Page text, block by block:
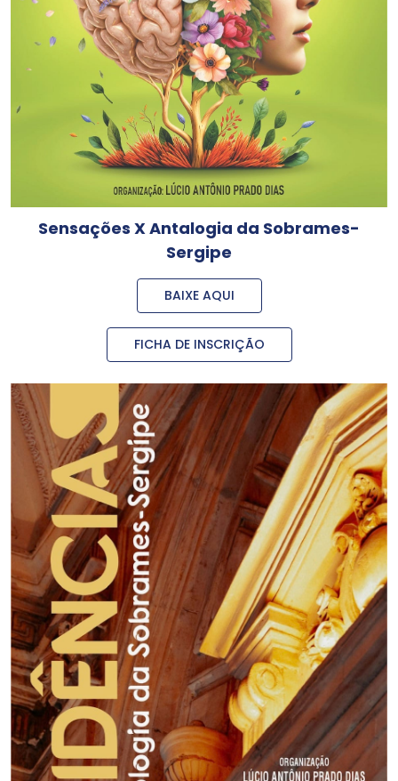
Sensações X Antalogia da Sobrames-
Sergipe
BAIXE AQUI
FICHA DE INSCRIÇÃO